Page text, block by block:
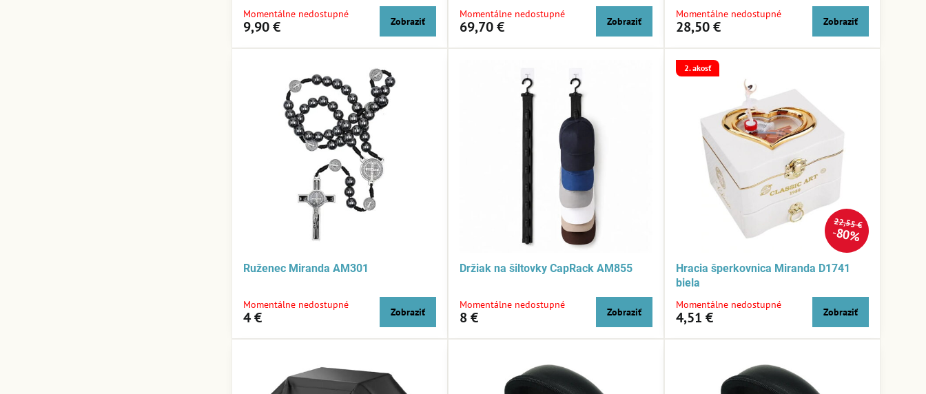
Momentálne nedostupné
9,90 € Zobraziť
Momentálne nedostupné
69,70 € Zobraziť
Momentálne nedostupné
28,50 € Zobraziť
Ruženec Miranda AM301
Momentálne nedostupné
4 € Zobraziť
Držiak na šiltovky CapRack AM855
Momentálne nedostupné
8 € Zobraziť
22,55 €
80%
2. akosť
Hracia šperkovnica Miranda D1741
biela
Momentálne nedostupné
4,51 € Zobraziť